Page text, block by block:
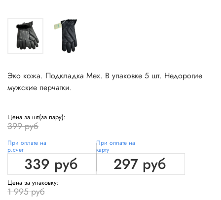
Эко кожа. Подкладка Мех. В упаковке 5 шт. Недорогие
мужские перчатки.
Цена за шт(за пару):
399 руб
При оплате на
р.счет
339 руб
При оплате на
карту
297 руб
Цена за упаковку:
1 995 руб